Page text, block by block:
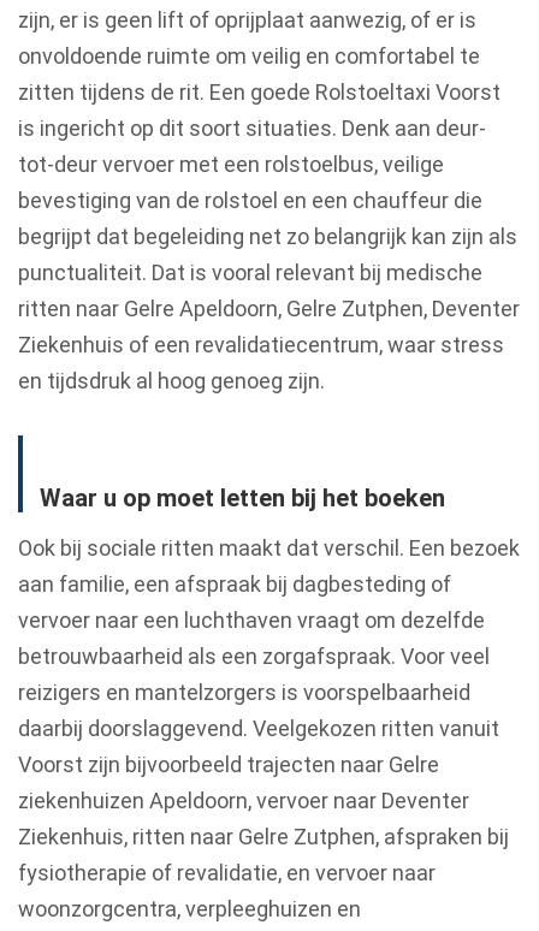
zijn, er is geen lift of oprijplaat aanwezig, of er is
onvoldoende ruimte om veilig en comfortabel te
zitten tijdens de rit. Een goede Rolstoeltaxi Voorst
is ingericht op dit soort situaties. Denk aan deur-
tot-deur vervoer met een rolstoelbus, veilige
bevestiging van de rolstoel en een chauffeur die
begrijpt dat begeleiding net zo belangrijk kan zijn als
punctualiteit. Dat is vooral relevant bij medische
ritten naar Gelre Apeldoorn, Gelre Zutphen, Deventer
Ziekenhuis of een revalidatiecentrum, waar stress
en tijdsdruk al hoog genoeg zijn.
Waar u op moet letten bij het boeken
Ook bij sociale ritten maakt dat verschil. Een bezoek
aan familie, een afspraak bij dagbesteding of
vervoer naar een luchthaven vraagt om dezelfde
betrouwbaarheid als een zorgafspraak. Voor veel
reizigers en mantelzorgers is voorspelbaarheid
daarbij doorslaggevend. Veelgekozen ritten vanuit
Voorst zijn bijvoorbeeld trajecten naar Gelre
ziekenhuizen Apeldoorn, vervoer naar Deventer
Ziekenhuis, ritten naar Gelre Zutphen, afspraken bij
fysiotherapie of revalidatie, en vervoer naar
woonzorgcentra, verpleeghuizen en